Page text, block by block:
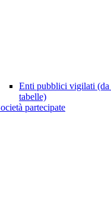
Enti pubblici vigilati (da
tabelle)
partecipate